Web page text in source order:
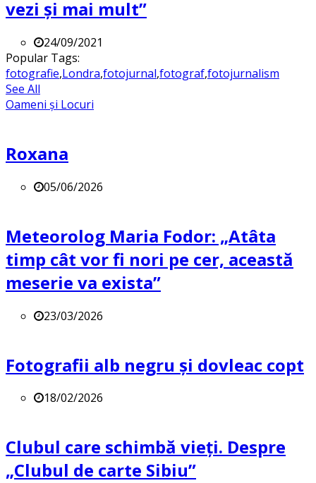
vezi și mai mult”
24/09/2021
Popular Tags:
fotografie,Londra,fotojurnal,fotograf,fotojurnalism
See All
Oameni și Locuri
Roxana
05/06/2026
Meteorolog Maria Fodor: „Atâta
timp cât vor fi nori pe cer, această
meserie va exista”
23/03/2026
Fotografii alb negru și dovleac copt
18/02/2026
Clubul care schimbă vieți. Despre
„Clubul de carte Sibiu”